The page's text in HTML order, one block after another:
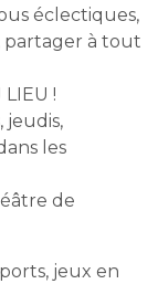
éclectiques,
partager à tout
LIEU !
jeudis,
les
de
jeux en